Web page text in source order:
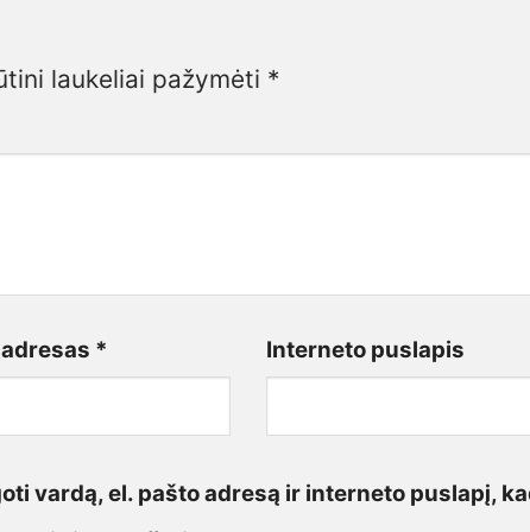
laukeliai pažymėti *
* Interneto puslapis
vardą, el. pašto adresą ir interneto puslapį,